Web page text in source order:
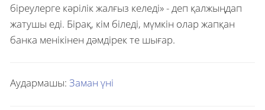
біреулерге кәрілік жалғыз келеді» - деп қалжыңдап
жатушы еді. Бірақ, кім біледі, мүмкін олар жапқан
банка менікінен дәмдірек те шығар.
Аудармашы: Заман үні